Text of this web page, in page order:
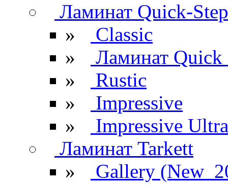
Ламинат Quick-Step
»
Classic
»
Ламинат Quick
»
Rustic
»
Impressive
»
Impressive Ultra
Ламинат Tarkett
»
Gallery